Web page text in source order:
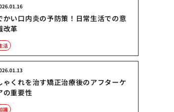
かい口内炎の予防策！日常生活での意
改革
活
ゃくれを治す矯正治療後のアフターケ
の重要性
識